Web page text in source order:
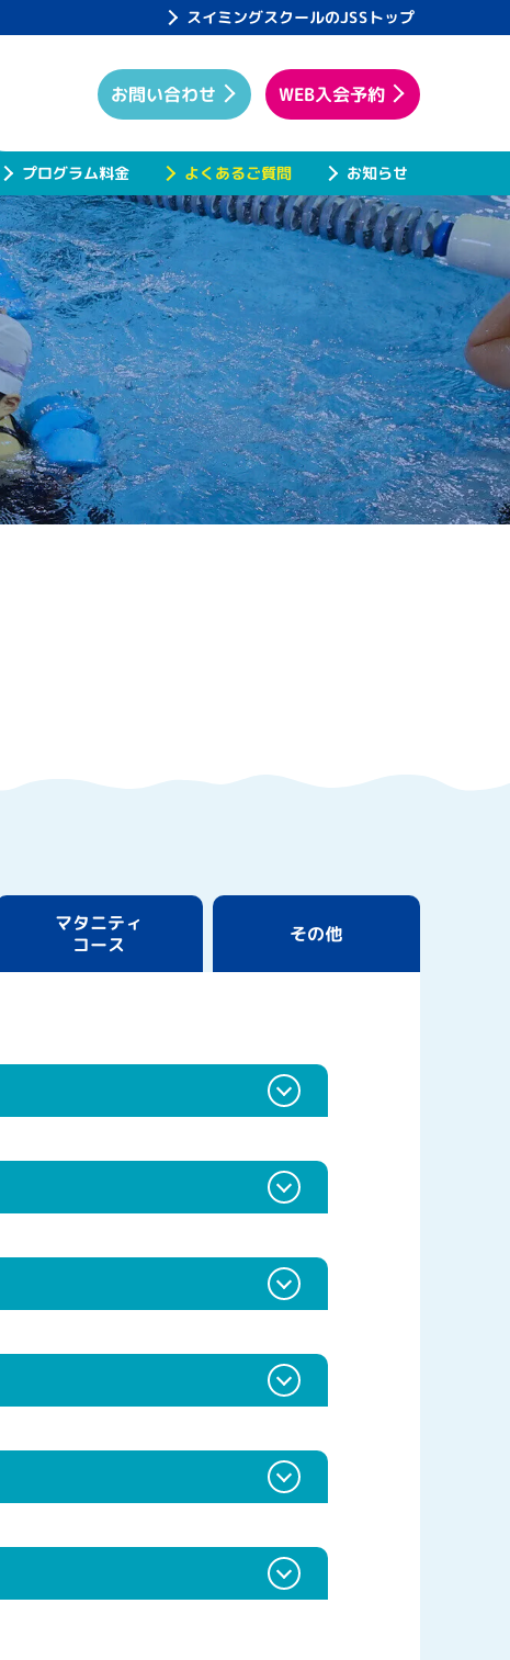
スイミングスクールのJSSトップ
プログラム料金 よくあるご質問 お知らせ
お問い合わせ WEB入会予約
マタニティ
コース その他